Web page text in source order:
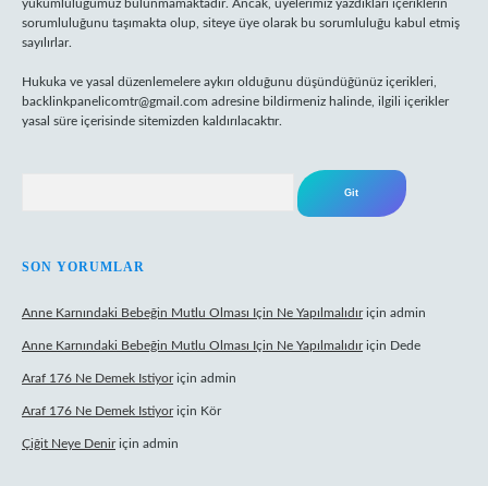
yükümlülüğümüz bulunmamaktadır. Ancak, üyelerimiz yazdıkları içeriklerin
sorumluluğunu taşımakta olup, siteye üye olarak bu sorumluluğu kabul etmiş
sayılırlar.
Hukuka ve yasal düzenlemelere aykırı olduğunu düşündüğünüz içerikleri,
backlinkpanelicomtr@gmail.com adresine bildirmeniz halinde, ilgili içerikler
yasal süre içerisinde sitemizden kaldırılacaktır.
SON YORUMLAR
Anne Karnındaki Bebeğin Mutlu Olması Için Ne Yapılmalıdıriçin admin
Anne Karnındaki Bebeğin Mutlu Olması Için Ne Yapılmalıdıriçin Dede
Araf 176 Ne Demek Istiyoriçin admin
Araf 176 Ne Demek Istiyoriçin Kör
Çiğit Neye Deniriçin admin